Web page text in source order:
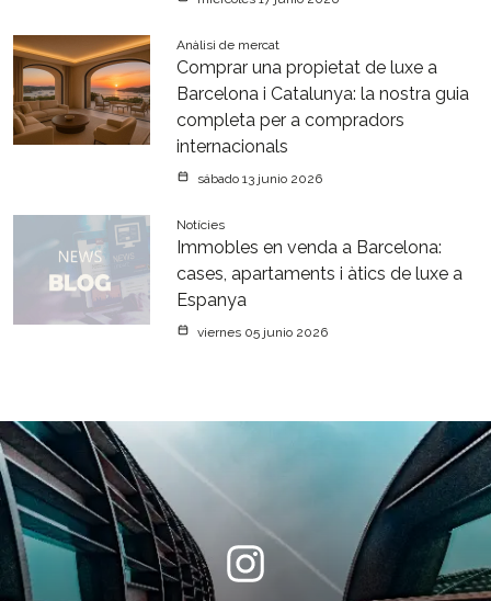
Anàlisi de mercat
Comprar una propietat de luxe a
Barcelona i Catalunya: la nostra guia
completa per a compradors
internacionals
sábado 13 junio 2026
Notícies
Immobles en venda a Barcelona:
cases, apartaments i àtics de luxe a
Espanya
viernes 05 junio 2026